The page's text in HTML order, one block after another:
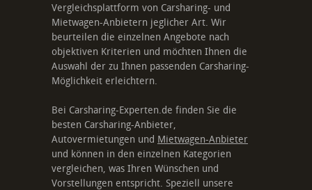
Vergleichsplattform von Carsharing- und
Mietwagen-Anbietern jeglicher Art. Wir
beurteilen die einzelnen Angebote nach
objektiven Kriterien und möchten Ihnen die
Auswahl der zu Ihnen passenden Carsharing-
Möglichkeit erleichtern.
Bei Carsharing-Experten.de finden Sie die
besten Carsharing-Anbieter,
Autovermietungen und Mietwagen-Anbieter
und können in den einzelnen Kategorien
vergleichen, was Ihren Wünschen und
Vorstellungen entspricht. Speziell unsere